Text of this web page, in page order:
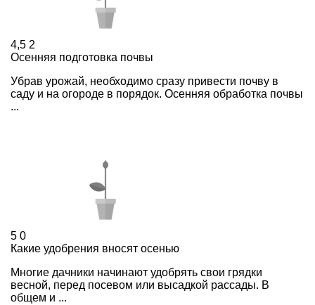
4,5 2
Осенняя подготовка почвы
Убрав урожай, необходимо сразу привести почву в
саду и на огороде в порядок. Осенняя обработка почвы
...
5 0
Какие удобрения вносят осенью
Многие дачники начинают удобрять свои грядки
весной, перед посевом или высадкой рассады. В
общем и ...